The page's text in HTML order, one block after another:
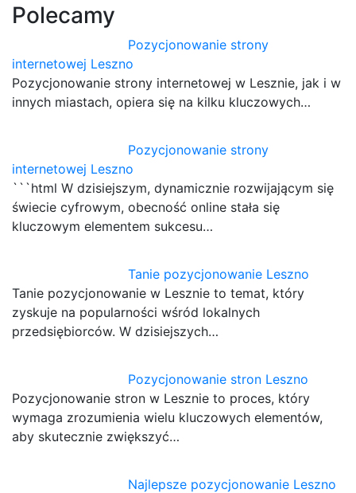
Polecamy
Pozycjonowanie strony
internetowej Leszno
Pozycjonowanie strony internetowej w Lesznie, jak i w
innych miastach, opiera się na kilku kluczowych…
Pozycjonowanie strony
internetowej Leszno
```html W dzisiejszym, dynamicznie rozwijającym się
świecie cyfrowym, obecność online stała się
kluczowym elementem sukcesu…
Tanie pozycjonowanie Leszno
Tanie pozycjonowanie w Lesznie to temat, który
zyskuje na popularności wśród lokalnych
przedsiębiorców. W dzisiejszych…
Pozycjonowanie stron Leszno
Pozycjonowanie stron w Lesznie to proces, który
wymaga zrozumienia wielu kluczowych elementów,
aby skutecznie zwiększyć…
Najlepsze pozycjonowanie Leszno